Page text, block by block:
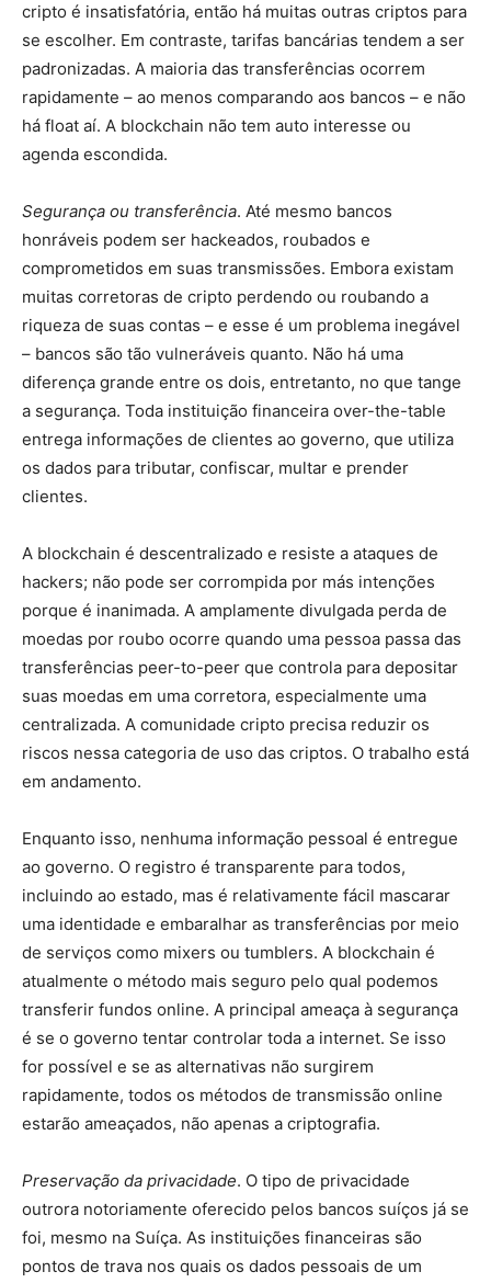
cripto é insatisfatória, então há muitas outras criptos para
se escolher. Em contraste, tarifas bancárias tendem a ser
padronizadas. A maioria das transferências ocorrem
rapidamente – ao menos comparando aos bancos – e não
há float aí. A blockchain não tem auto interesse ou
agenda escondida.
Segurança ou transferência. Até mesmo bancos
honráveis podem ser hackeados, roubados e
comprometidos em suas transmissões. Embora existam
muitas corretoras de cripto perdendo ou roubando a
riqueza de suas contas – e esse é um problema inegável
– bancos são tão vulneráveis quanto. Não há uma
diferença grande entre os dois, entretanto, no que tange
a segurança. Toda instituição financeira over-the-table
entrega informações de clientes ao governo, que utiliza
os dados para tributar, confiscar, multar e prender
clientes.
A blockchain é descentralizado e resiste a ataques de
hackers; não pode ser corrompida por más intenções
porque é inanimada. A amplamente divulgada perda de
moedas por roubo ocorre quando uma pessoa passa das
transferências peer-to-peer que controla para depositar
suas moedas em uma corretora, especialmente uma
centralizada. A comunidade cripto precisa reduzir os
riscos nessa categoria de uso das criptos. O trabalho está
em andamento.
Enquanto isso, nenhuma informação pessoal é entregue
ao governo. O registro é transparente para todos,
incluindo ao estado, mas é relativamente fácil mascarar
uma identidade e embaralhar as transferências por meio
de serviços como mixers ou tumblers. A blockchain é
atualmente o método mais seguro pelo qual podemos
transferir fundos online. A principal ameaça à segurança
é se o governo tentar controlar toda a internet. Se isso
for possível e se as alternativas não surgirem
rapidamente, todos os métodos de transmissão online
estarão ameaçados, não apenas a criptografia.
Preservação da privacidade. O tipo de privacidade
outrora notoriamente oferecido pelos bancos suíços já se
foi, mesmo na Suíça. As instituições financeiras são
pontos de trava nos quais os dados pessoais de um